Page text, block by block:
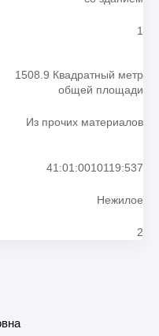
1
1508.9 Квадратный метр
общей площади
Из прочих материалов
41:01:0010119:537
Нежилое
2